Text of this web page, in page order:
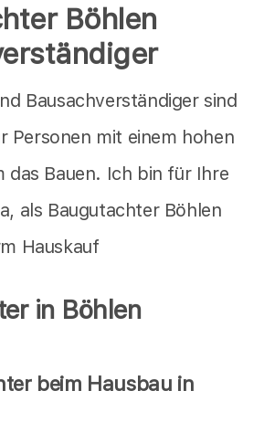
Böhlen
Bausachverständiger sind
Personen mit einem hohen
das Bauen. Ich bin für Ihre
als Baugutachter Böhlen
Hauskauf
in Böhlen
beim Hausbau in